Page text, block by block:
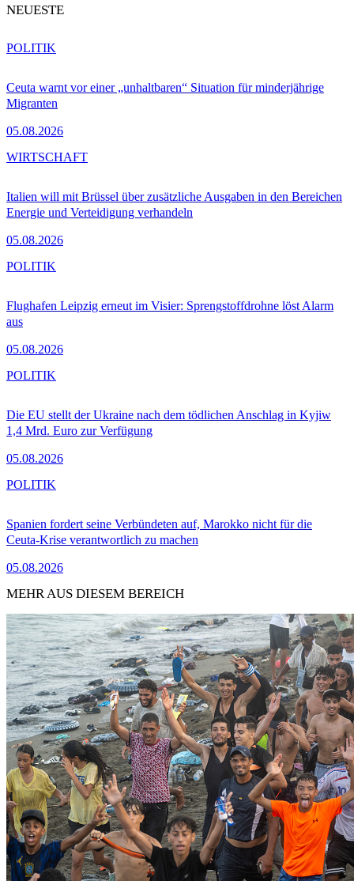
NEUESTE
Ceuta warnt vor einer „unhaltbaren“ Situation für minderjährige
Migranten
05.08.2026
POLITIK
Italien will mit Brüssel über zusätzliche Ausgaben in den Bereichen
Energie und Verteidigung verhandeln
05.08.2026
WIRTSCHAFT
Flughafen Leipzig erneut im Visier: Sprengstoffdrohne löst Alarm
aus
05.08.2026
POLITIK
Die EU stellt der Ukraine nach dem tödlichen Anschlag in Kyjiw
1,4 Mrd. Euro zur Verfügung
05.08.2026
POLITIK
Spanien fordert seine Verbündeten auf, Marokko nicht für die
Ceuta-Krise verantwortlich zu machen
05.08.2026
POLITIK
MEHR AUS DIESEM BEREICH